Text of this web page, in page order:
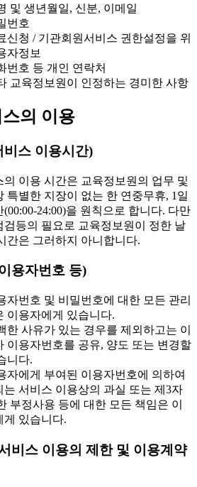
및 생년월일, 신분, 이메일
번호
청 / 기관회원서비스 권한설정을 위
자정보
번호 등 개인 연락처
교육정보원이 인정하는 경미한 사항
의 이용
비스 이용시간)
의 이용 시간은 교육정보원의 업무 및
특별한 지장이 없는 한 연중무휴, 1일
(00:00-24:00)을 원칙으로 합니다. 다만
검등의 필요로 교육정보원이 정한 날
간은 그러하지 아니합니다.
용자번호 등)
번호 및 비밀번호에 대한 모든 관리
이용자에게 있습니다.
사유가 있는 경우를 제외하고는 이
이용자번호를 공유, 양도 또는 변경할
니다.
자에게 부여된 이용자번호에 의하여
는 서비스 이용상의 과실 또는 제3자
부정사용 등에 대한 모든 책임은 이
게 있습니다.
비스 이용의 제한 및 이용계약